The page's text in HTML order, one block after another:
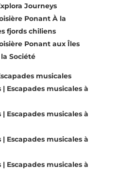
Journeys
Ponant À la
fjords chiliens
Ponant aux Îles
Société
musicales
Escapades musicales à
Escapades musicales à
Escapades musicales à
Escapades musicales à